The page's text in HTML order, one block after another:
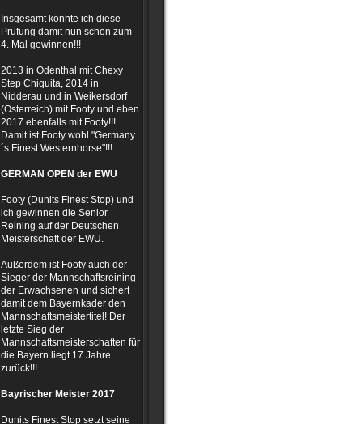
Insgesamt konnte ich diese
Prüfung damit nun schon zum
4. Mal gewinnen!!!
2013 in Odenthal mit Chexy
Step Chiquita, 2014 in
Nidderau und in Weikersdorf
(Österreich) mit Footy und eben
2017 ebenfalls mit Footy!!!
Damit ist Footy wohl "Germany
´s Finest Westernhorse"!!!
GERMAN OPEN der EWU
Footy (Dunits Finest Stop) und
ich gewinnen die Senior
Reining auf der Deutschen
Meisterschaft der EWU.
Außerdem ist Footy auch der
Sieger der Mannschaftsreining
der Erwachsenen und sichert
damit dem Bayernkader den
Mannschaftsmeistertitel! Der
letzte Sieg der
Mannschaftsmeisterschaften für
die Bayern liegt 17 Jahre
zurück!!!
Bayrischer Meister 2017
Dunits Finest Stop setzt seine